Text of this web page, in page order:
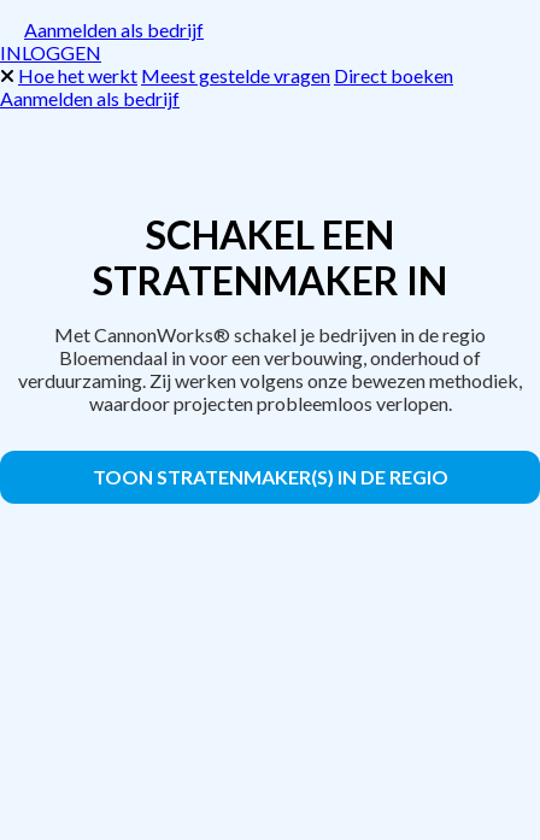
Aanmelden als bedrijf
INLOGGEN
Hoe het werkt Meest gestelde vragen Direct boeken
Aanmelden als bedrijf
SCHAKEL EEN
STRATENMAKER IN
Met CannonWorks® schakel je bedrijven in de regio
Bloemendaal in voor een verbouwing, onderhoud of
verduurzaming. Zij werken volgens onze bewezen methodiek,
waardoor projecten probleemloos verlopen.
TOON STRATENMAKER(S) IN DE REGIO